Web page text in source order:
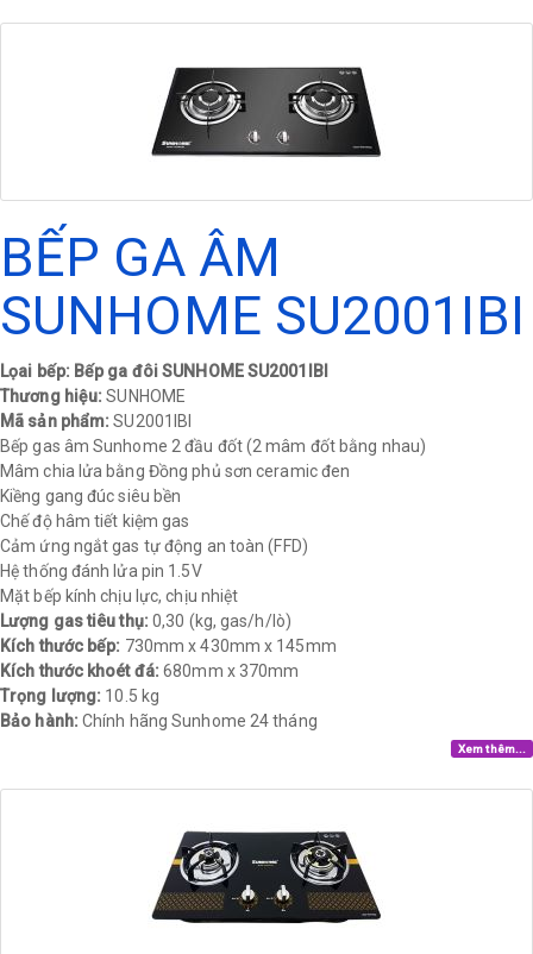
BẾP GA ÂM
SUNHOME SU2001IBI
Lọai bếp: Bếp ga đôi SUNHOME SU2001IBI
Thương hiệu:SUNHOME
Mã sản phẩm: SU2001IBI
Bếp gas âm Sunhome 2 đầu đốt (2 mâm đốt bằng nhau)
Mâm chia lửa bằng Đồng phủ sơn ceramic đen
Kiềng gang đúc siêu bền
Chế độ hâm tiết kiệm gas
Cảm ứng ngắt gas tự động an toàn (FFD)
Hệ thống đánh lửa pin 1.5V
Mặt bếp kính chịu lực, chịu nhiệt
Lượng gas tiêu thụ: 0,30 (kg, gas/h/lò)
Kích thước bếp: 730mm x 430mm x 145mm
Kích thước khoét đá: 680mm x 370mm
Trọng lượng: 10.5 kg​
Bảo hành: Chính hãng Sunhome 24 tháng​
Xem thêm...